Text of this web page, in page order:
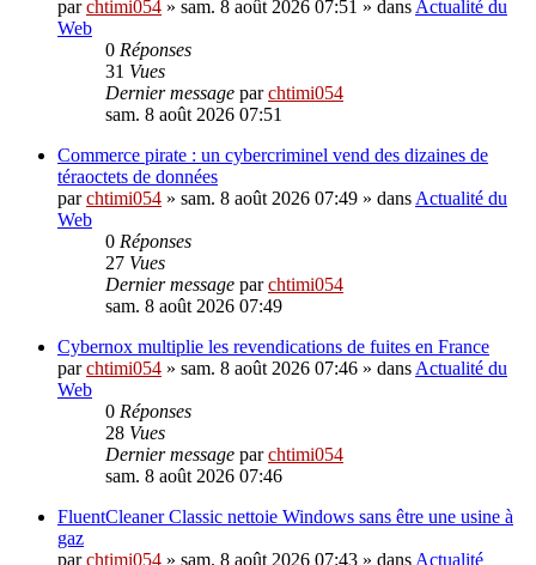
parchtimi054 » sam. 8 août 2026 07:51 » dans Actualité du
Web
0 Réponses
31 Vues
Dernier message parchtimi054
sam. 8 août 2026 07:51
Commerce pirate : un cybercriminel vend des dizaines de
téraoctets de données
parchtimi054 » sam. 8 août 2026 07:49 » dans Actualité du
Web
0 Réponses
27 Vues
Dernier message parchtimi054
sam. 8 août 2026 07:49
Cybernox multiplie les revendications de fuites en France
parchtimi054 » sam. 8 août 2026 07:46 » dans Actualité du
Web
0 Réponses
28 Vues
Dernier message parchtimi054
sam. 8 août 2026 07:46
FluentCleaner Classic nettoie Windows sans être une usine à
gaz
parchtimi054 » sam. 8 août 2026 07:43 » dans Actualité